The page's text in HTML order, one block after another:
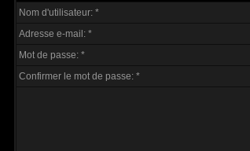
Nom d'utilisateur: *
Adresse e-mail: *
Mot de passe: *
Confirmer le mot de passe: *